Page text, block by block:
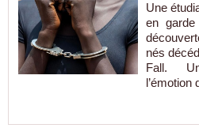
Une
en
nés
Fall.
l’émotion